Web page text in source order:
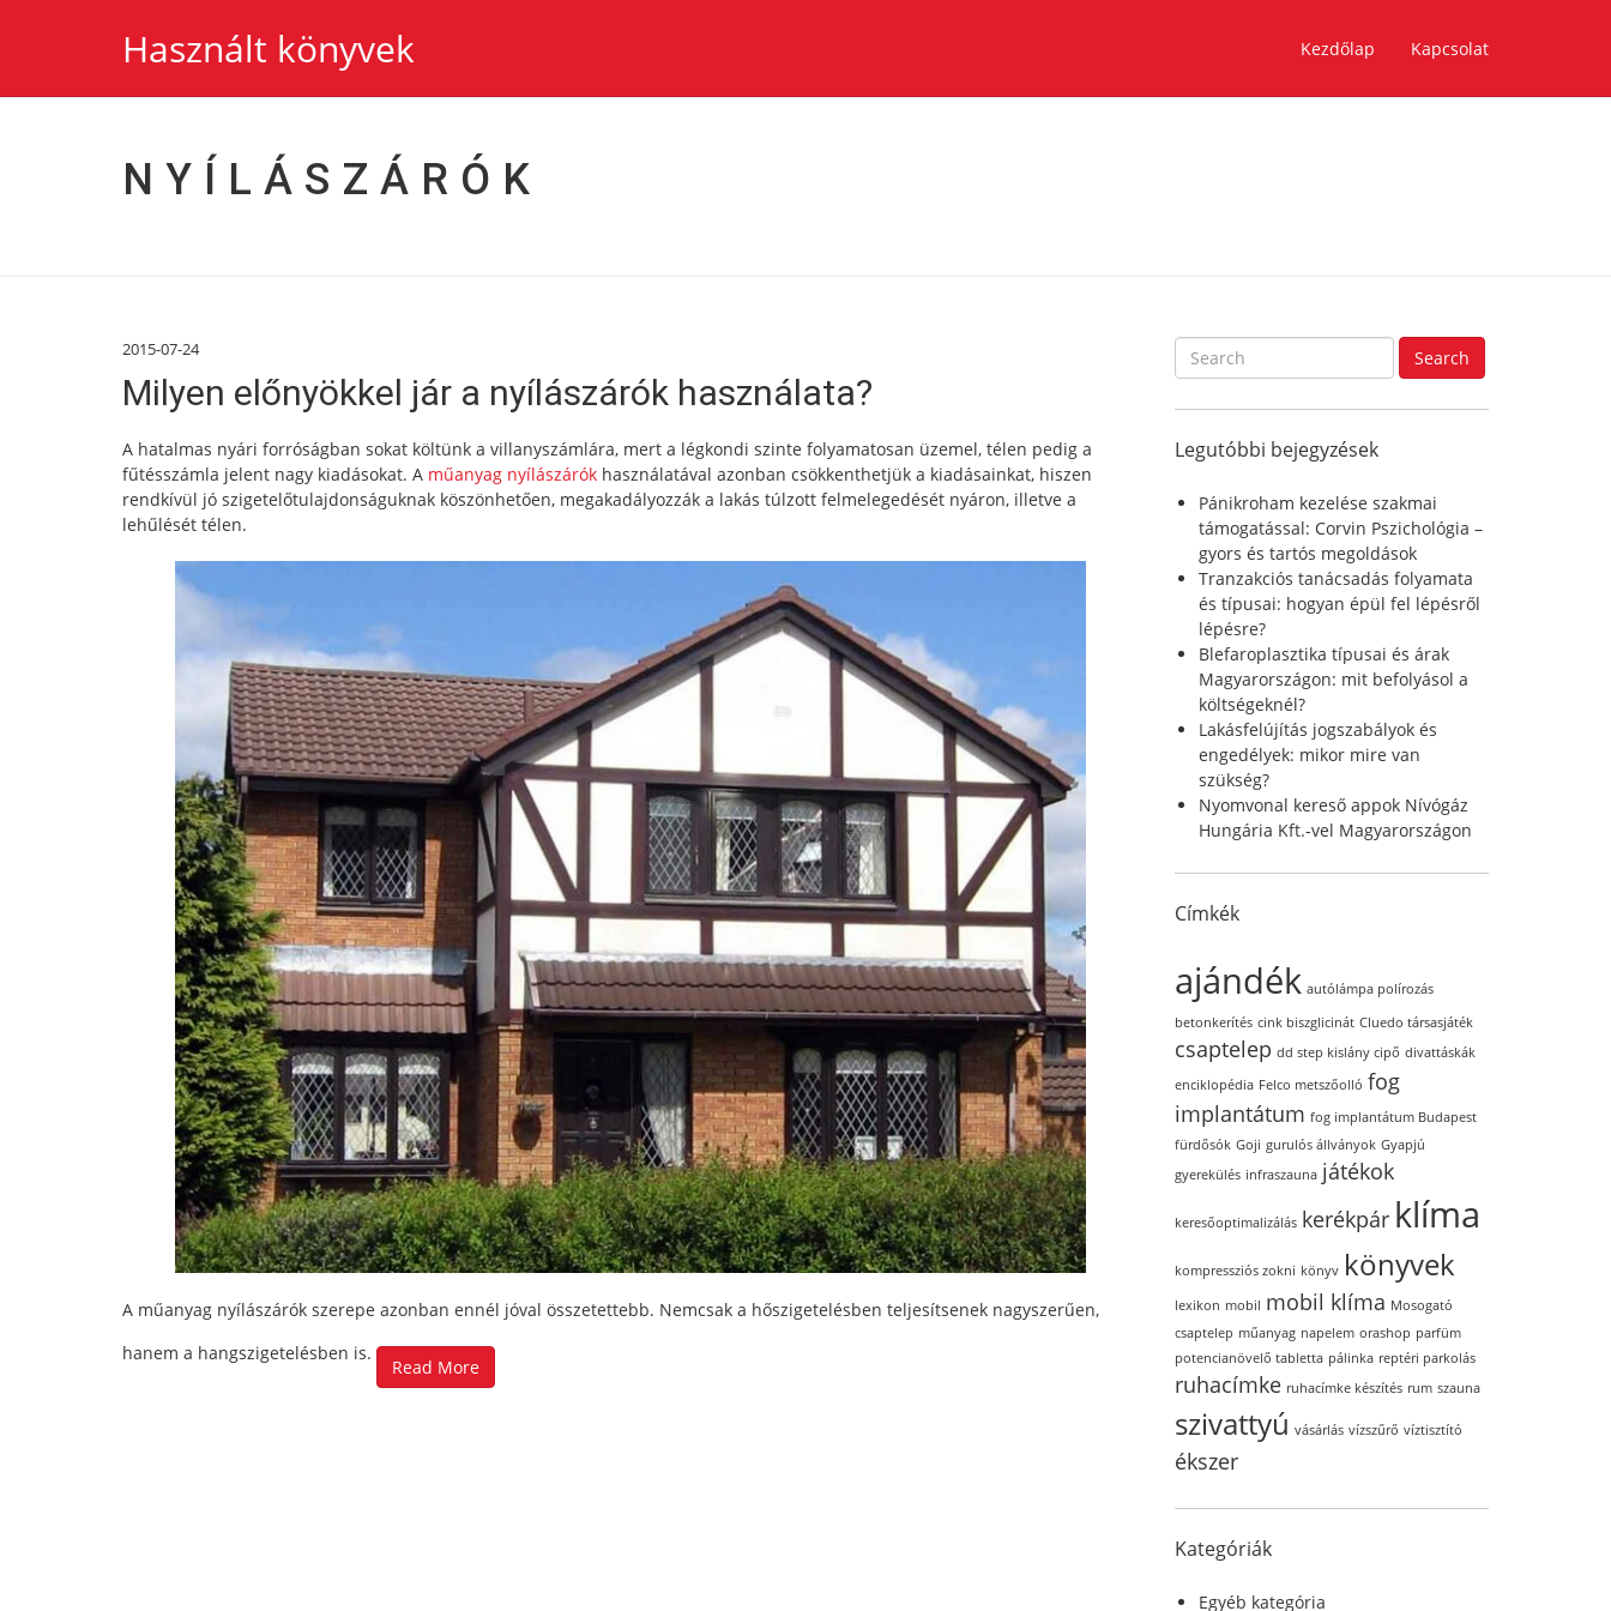
Használt könyvek Kezdőlap Kapcsolat
NYÍLÁSZÁRÓK
2015-07-24
Milyen előnyökkel jár a nyílászárók használata?
A hatalmas nyári forróságban sokat költünk a villanyszámlára, mert a légkondi szinte folyamatosan üzemel, télen pedig a
fűtésszámla jelent nagy kiadásokat. A műanyag nyílászárók használatával azonban csökkenthetjük a kiadásainkat, hiszen
rendkívül jó szigetelőtulajdonságuknak köszönhetően, megakadályozzák a lakás túlzott felmelegedését nyáron, illetve a
lehűlését télen.
A műanyag nyílászárók szerepe azonban ennél jóval összetettebb. Nemcsak a hőszigetelésben teljesítsenek nagyszerűen,
hanem a hangszigetelésben is.
Read More
S
e
c
f
Search
Legutóbbi bejegyzések
Pánikroham kezelése szakmai
támogatással: Corvin Pszichológia –
gyors és tartós megoldások
Tranzakciós tanácsadás folyamata
és típusai: hogyan épül fel lépésről
lépésre?
Blefaroplasztika típusai és árak
Magyarországon: mit befolyásol a
költségeknél?
Lakásfelújítás jogszabályok és
engedélyek: mikor mire van
szükség?
Nyomvonal kereső appok Nívógáz
Hungária Kft.-vel Magyarországon
Címkék
ajándék autólámpa polírozás
betonkerítés cink biszglicinát Cluedo társasjáték
csaptelep dd step kislány cipő divattáskák
enciklopédia Felco metszőolló fog
implantátum fog implantátum Budapest
fürdősók Goji gurulós állványok Gyapjú
gyerekülés infraszauna játékok
keresőoptimalizálás kerékpár klíma
kompressziós zokni könyv könyvek
lexikon mobil mobil klíma Mosogató
csaptelep műanyag napelem orashop parfüm
potencianövelő tabletta pálinka reptéri parkolás
ruhacímke ruhacímke készítés rum szauna
szivattyú vásárlás vízszűrő víztisztító
ékszer
Kategóriák
Egyéb kategória